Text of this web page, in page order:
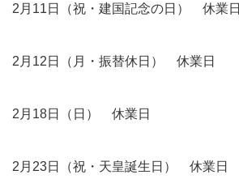
2月 11 日（祝・建国記念の日） 休業日
2月 12 日（月・振替休日） 休業日
2月 18日（日） 休業日
2月 23日（祝・天皇誕生日） 休業日